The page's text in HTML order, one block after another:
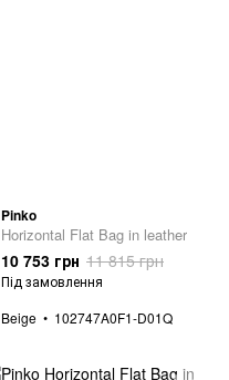
Pinko
Horizontal Flat Bag in leather
10 753 грн 11 815 грн
Під замовлення
Beige
102747A0F1-D01Q